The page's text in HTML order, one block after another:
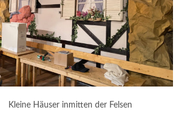
Kleine Häuser inmitten der Felsen